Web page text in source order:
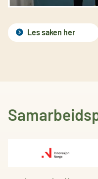
Les saken her